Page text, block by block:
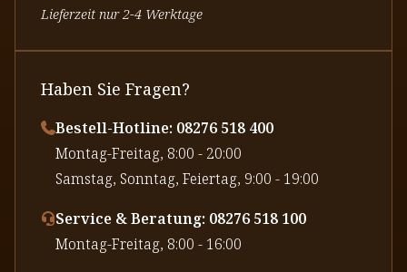
Lieferzeit nur 2-4 Werktage
Haben Sie Fragen?
Bestell-Hotline: 08276 518 400
⁠Montag-Freitag, 8:00 - 20:00
⁠Samstag, Sonntag, Feiertag, 9:00 - 19:00
Service & Beratung: 08276 518 100
⁠Montag-Freitag, 8:00 - 16:00